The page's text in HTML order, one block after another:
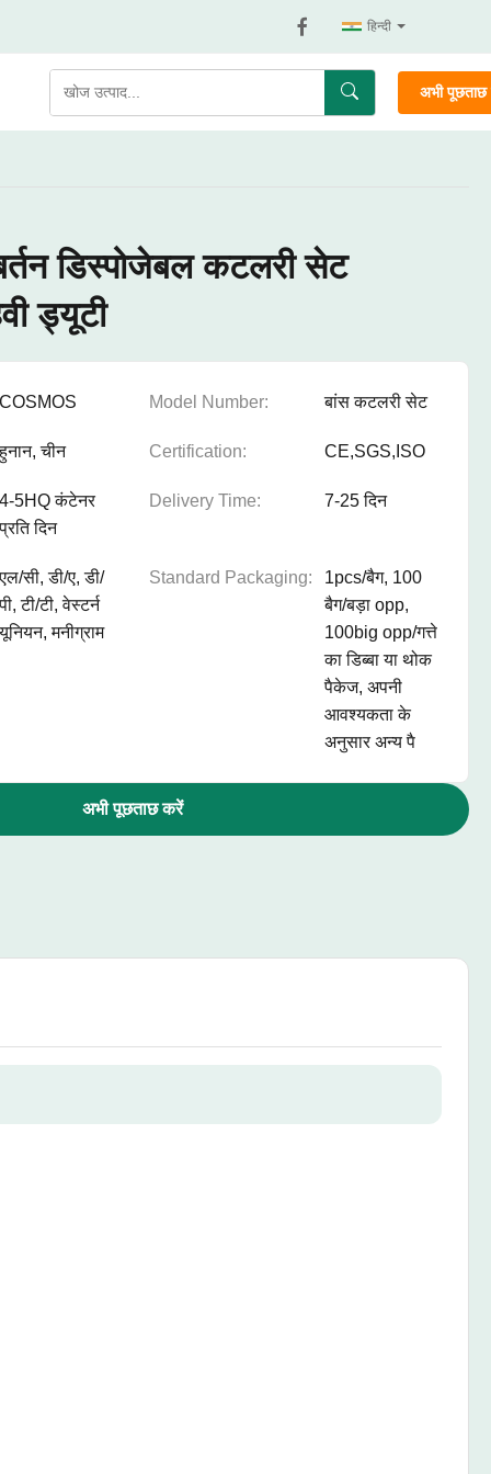
हिन्दी
अभी
डिस्पोजेबल कटलरी सेट
ड्यूटी
COSMOS Model Number: बांस कटलरी सेट
हुनान, चीन Certification: CE,SGS,ISO
4-5HQ कंटेनर
प्रति दिन
Delivery Time: 7-25 दिन
एल/सी, डी/ए, डी/
पी, टी/टी, वेस्टर्न
यूनियन, मनीग्राम
Standard Packaging:
1pcs/बैग, 100
बैग/बड़ा opp,
100big opp/गत्ते
का डिब्बा या थोक
पैकेज, अपनी
आवश्यकता के
अनुसार अन्य पै
अभी पूछताछ करें